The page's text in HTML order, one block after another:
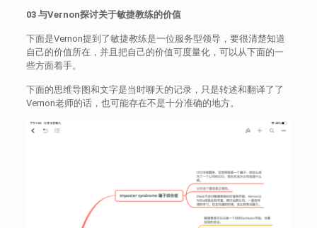
03 与Vernon探讨关于敏捷教练的价值
下面是Vernon提到了敏捷教练是一位服务型领导，要很清楚知道
自己的价值所在，并且把自己的价值可度量化，可以从下面的一
些方面着手。
下面的思维导图和文字是当时聊天的记录，只是转述和翻译了了
Vernon老师的话，也可能存在不是十分准确的地方。